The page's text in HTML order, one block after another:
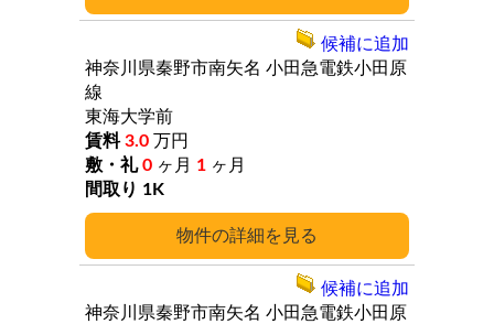
詳細
神奈川県秦野市南矢名 小田急電鉄小田原
線
東海大学前
3.0 万円
0 ヶ月 1 ヶ月
1K
候補に追加
神奈川県秦野市南矢名 小田急電鉄小田原
候補に追加